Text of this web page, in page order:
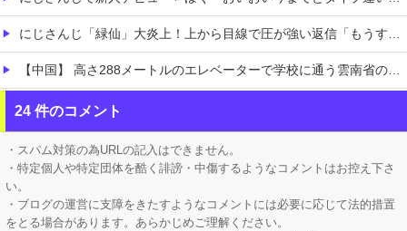
にじさんじ「緑仙」大炎上！上から目線で圧が強い返信「もうすでに歌ってる」埋もれてる曲を救いたい歌ってみた企画と視聴者に対するSNS投稿が大荒れ
【中国】 高さ288メートルのエレベーターで学校に通う雲南省の山地の子供たち 通学時間 3時間→30分に短縮
【画像】 日本さん、避難所が各国と比べて優秀過ぎると話題に
【凄すぎる】 力士の嫁に美人が多い理由→「これ」だったｗｗｗｗｗｗｗ
24 件のコメント
・スパム対策の為URLの記入はできません。
・特定個人や特定団体を酷く誹謗・中傷するようなコメントはお控え下さ
い。
・ブログの運営に支障をきたすようなコメントには必要に応じて法的措置
をとる場合があります。あらかじめご理解ください。